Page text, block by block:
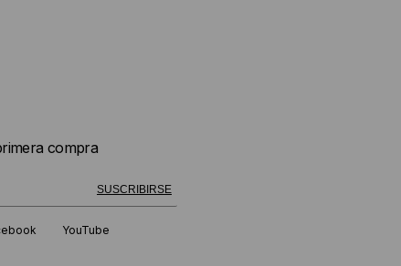
compra
SUSCRIBIRSE
YouTube